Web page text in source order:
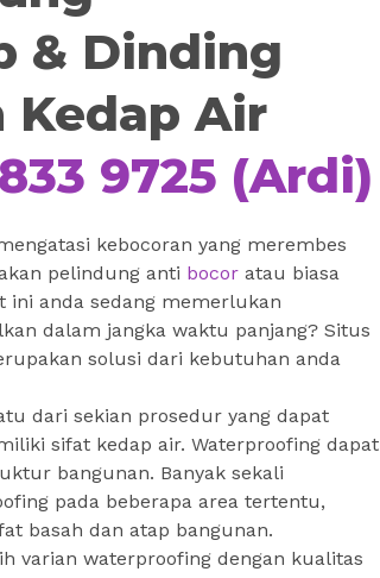
& Dinding
Kedap Air
9725 (Ardi)
kebocoran yang merembes
pelindung anti bocoratau biasa
ini anda sedang memerlukan
dalam jangka waktu panjang? Situs
solusi dari kebutuhan anda
dari sekian prosedur yang dapat
sifat kedap air. Waterproofing dapat
bangunan. Banyak sekali
pada beberapa area tertentu,
basah dan atap bangunan.
varian waterproofing dengan kualitas